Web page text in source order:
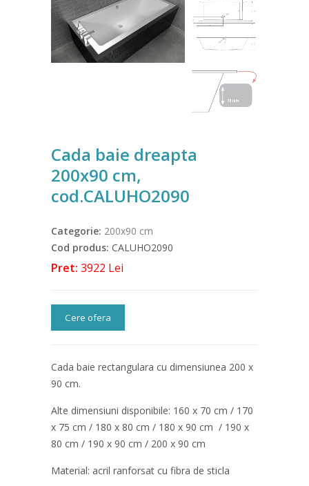
Cada baie dreapta
200x90 cm,
cod.CALUHO2090
Categorie: 200x90 cm
Cod produs: CALUHO2090
Pret: 3922 Lei
Cere ofera
Cada baie rectangulara cu dimensiunea 200 x
90 cm.
Alte dimensiuni disponibile: 160 x 70 cm / 170
x 75 cm / 180 x 80 cm / 180 x 90 cm / 190 x
80 cm / 190 x 90 cm / 200 x 90 cm
Material: acril ranforsat cu fibra de sticla